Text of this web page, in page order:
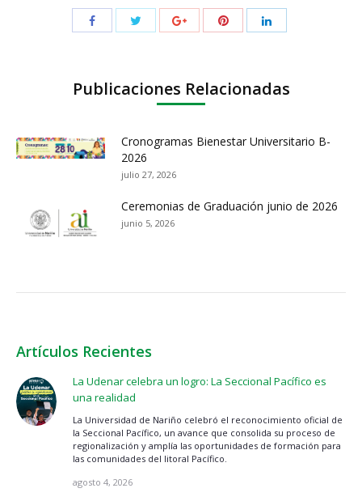
Publicaciones Relacionadas
Cronogramas Bienestar Universitario B-
2026
julio 27, 2026
Ceremonias de Graduación junio de 2026
junio 5, 2026
Artículos Recientes
La Udenar celebra un logro: La Seccional Pacífico es
una realidad
La Universidad de Nariño celebró el reconocimiento oficial de
la Seccional Pacífico, un avance que consolida su proceso de
regionalización y amplía las oportunidades de formación para
las comunidades del litoral Pacífico.
agosto 4, 2026